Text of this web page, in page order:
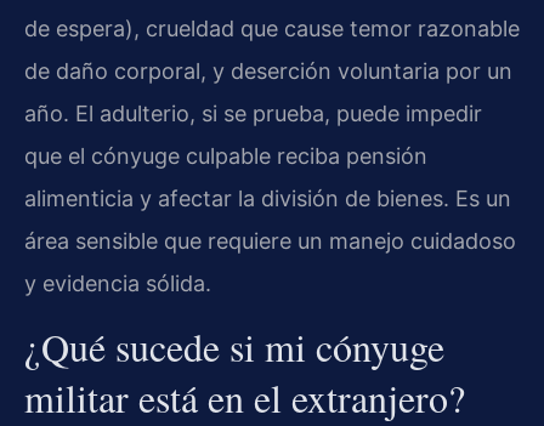
de espera), crueldad que cause temor razonable
de daño corporal, y deserción voluntaria por un
año. El adulterio, si se prueba, puede impedir
que el cónyuge culpable reciba pensión
alimenticia y afectar la división de bienes. Es un
área sensible que requiere un manejo cuidadoso
y evidencia sólida.
¿Qué sucede si mi cónyuge
militar está en el extranjero?